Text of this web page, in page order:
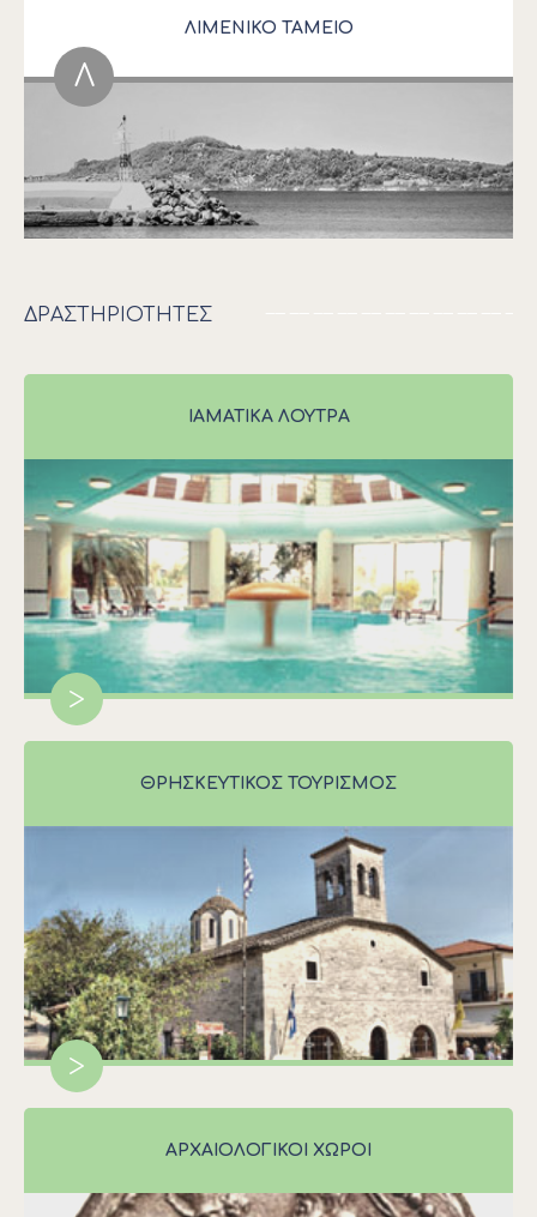
ΛΙΜΕΝΙΚΟ ΤΑΜΕΙΟ
Λ
ΔΡΑΣΤΗΡΙΟΤΗΤΕΣ
ΙΑΜΑΤΙΚΑ ΛΟΥΤΡΑ
>
ΘΡΗΣΚΕΥΤΙΚΟΣ ΤΟΥΡΙΣΜΟΣ
>
ΑΡΧΑΙΟΛΟΓΙΚΟΙ ΧΩΡΟΙ